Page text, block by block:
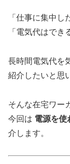
「仕事に集中し
「電気代はでき
長時間電気代を
紹介したいと思
そんな在宅ワー
今回は 電源を使
介します。